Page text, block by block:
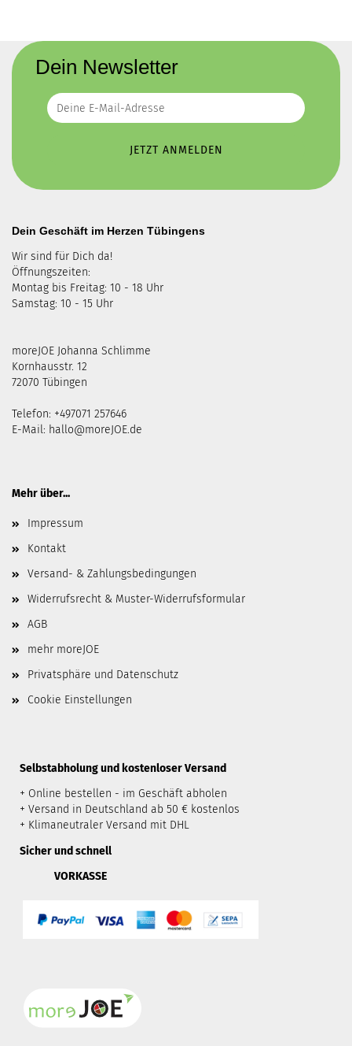
Dein Newsletter
Dein Geschäft im Herzen Tübingens
Wir sind für Dich da!
Öffnungszeiten:
Montag bis Freitag: 10 - 18 Uhr
Samstag: 10 - 15 Uhr
moreJOE Johanna Schlimme
Kornhausstr. 12
72070 Tübingen
Telefon: +497071 257646
E-Mail: hallo@moreJOE.de
Mehr über...
Impressum
Kontakt
Versand- & Zahlungsbedingungen
Widerrufsrecht & Muster-Widerrufsformular
AGB
mehr moreJOE
Privatsphäre und Datenschutz
Cookie Einstellungen
​Selbstabholung und kostenloser Versand
+ Online bestellen - im Geschäft abholen
+ Versand in Deutschland ab 50 € kostenlos
+ Klimaneutraler Versand mit DHL
Sicher und schnell
VORKASSE